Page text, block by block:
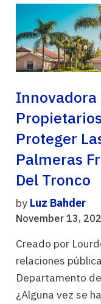
Proteger
Palmeras
Del Tronco
by Luz Bahder
November 13,
Creado por
relaciones
Departamento
¿Alguna vez se